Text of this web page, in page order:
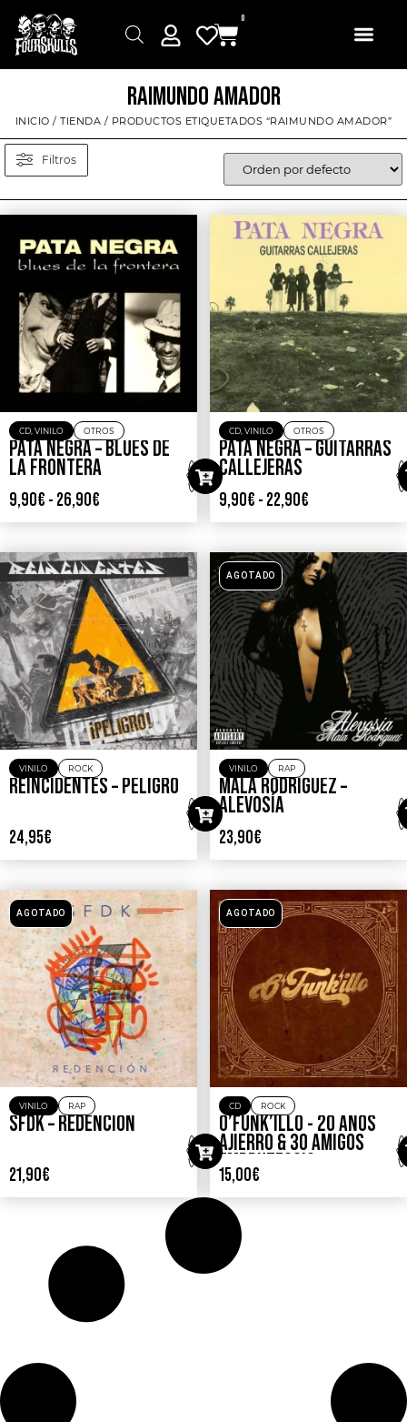
0
RAIMUNDO AMADOR
INICIO /TIENDA / PRODUCTOS ETIQUETADOS “RAIMUNDO AMADOR”
Filtros
CD, VINILO OTROS
PATA NEGRA – BLUES DE
LA FRONTERA
9,90€ - 26,90€
CD, VINILO OTROS
PATA NEGRA – GUITARRAS
CALLEJERAS
9,90€ - 22,90€
VINILO ROCK
REINCIDENTES – PELIGRO
24,95€
AGOTADO
VINILO RAP
MALA RODRIGUEZ –
ALEVOSÍA
23,90€
AGOTADO
VINILO RAP
SFDK – REDENCIÓN
21,90€
AGOTADO
CD ROCK
O’FUNK’ILLO ‎- 20 AÑOS
AJIERRO & 30 AMIGOS
EMBRUTESSIO
15,00€